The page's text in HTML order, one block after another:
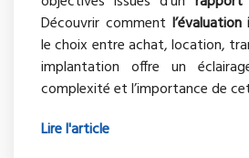
Découvrir comment
le choix entre achat, location,
implantation offre un
complexité et l’importance de
Lire l'article